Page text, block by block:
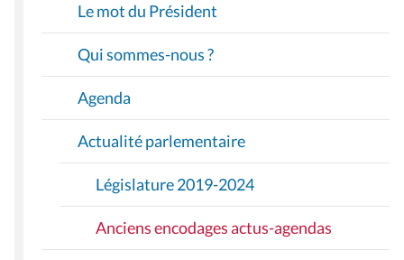
G
T
O
Le mot du Président
Qui sommes-nous ?
Agenda
Actualité parlementaire
Législature 2019-2024
Anciens encodages actus-agendas